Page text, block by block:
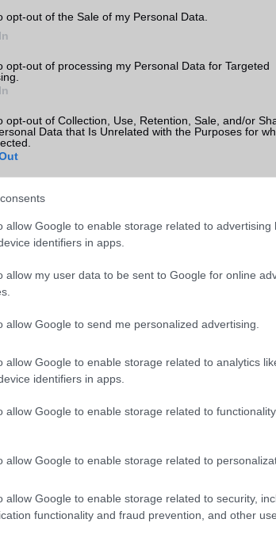
opt-out of the Sale of my Personal Data.
opt-out of processing my Personal Data for Targeted
opt-out of Collection, Use, Retention, Sale, and/or
Data that Is Unrelated with the Purposes for
allow Google to enable storage related to advertising
identifiers in apps.
allow my user data to be sent to Google for online
allow Google to send me personalized advertising.
allow Google to enable storage related to analytics
identifiers in apps.
allow Google to enable storage related to
allow Google to enable storage related to
allow Google to enable storage related to security,
functionality and fraud prevention, and other
kiemelt ajánlatok
S25
(új)
350.000 Ft (új)
készülék kimarad a
érintett modellekről
iPhone
ekkor
2026.06.29
A szeptemberi